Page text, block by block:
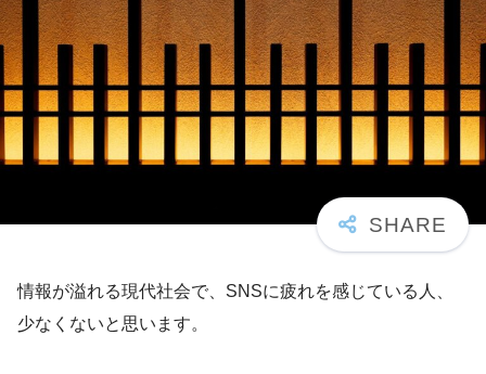
情報が溢れる現代社会で、SNSに疲れを感じている人、
少なくないと思います。